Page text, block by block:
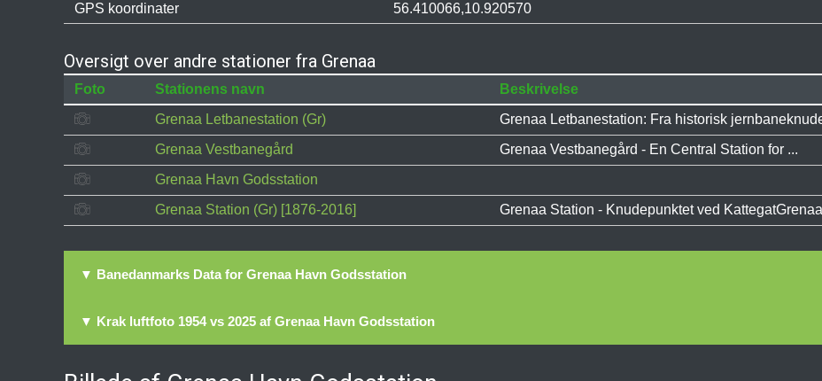
GPS koordinater
56.410066,10.920570
Oversigt over andre stationer fra Grenaa
Foto Stationens navn
Beskrivelse
Grenaa Letbanestation (Gr)
Grenaa Letbanestation: Fra historisk
Grenaa Vestbanegård
Grenaa Vestbanegård - En Central Station for ...
Grenaa Havn Godsstation
Grenaa Station (Gr) [1876-2016]
Grenaa Station - Knudepunktet ved
▼ Banedanmarks Data for Grenaa Havn Godsstation
▼ Krak luftfoto 1954 vs 2025 af Grenaa Havn Godsstation